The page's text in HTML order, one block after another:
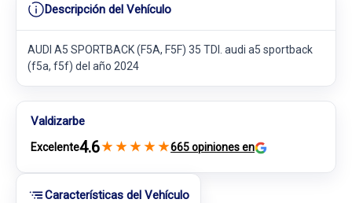
Características del Vehículo
Descripción del Vehículo
AUDI A5 SPORTBACK (F5A, F5F) 35 TDI. audi a5 sportback
(f5a, f5f) del año 2024
Valdizarbe
Excelente4.6★ ★ ★ ★ ★665 opiniones en